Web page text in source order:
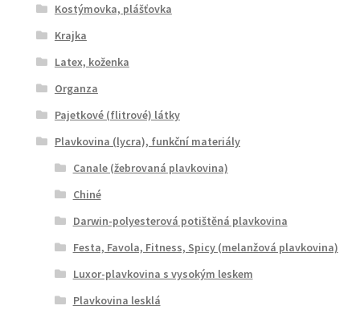
Kostýmovka, plášťovka
Krajka
Latex, koženka
Organza
Pajetkové (flitrové) látky
Plavkovina (lycra), funkční materiály
Canale (žebrovaná plavkovina)
Chiné
Darwin-polyesterová potištěná plavkovina
Festa, Favola, Fitness, Spicy (melanžová plavkovina)
Luxor-plavkovina s vysokým leskem
Plavkovina lesklá